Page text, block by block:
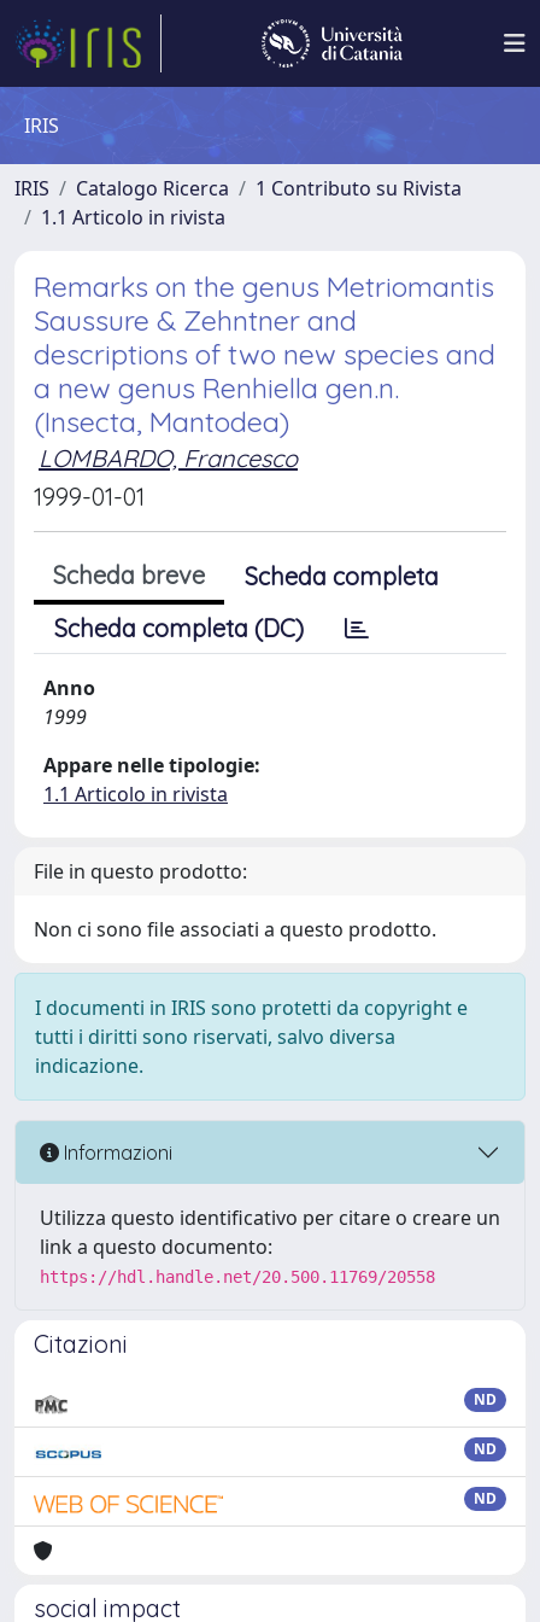
IRIS
IRIS Catalogo Ricerca
1 Contributo su Rivista
1.1 Articolo in rivista
Remarks on the genus Metriomantis
Saussure & Zehntner and
descriptions of two new species and
a new genus Renhiella gen.n.
(Insecta, Mantodea)
LOMBARDO, Francesco
1999-01-01
Scheda breve
Scheda completa
Scheda completa (DC)
Anno
1999
Appare nelle tipologie:
1.1 Articolo in rivista
File in questo prodotto:
Non ci sono file associati a questo prodotto.
I documenti in IRIS sono protetti da copyright e
tutti i diritti sono riservati, salvo diversa
indicazione.
Informazioni
Utilizza questo identificativo per citare o creare un
link a questo documento:
https://hdl.handle.net/20.500.11769/20558
Citazioni
ND
ND
ND
social impact